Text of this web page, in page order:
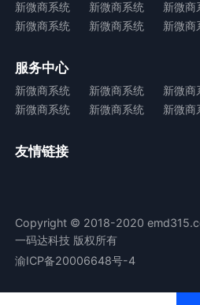
新微商系统 新微商系统 新微商
新微商系统
新微商系统 新微商
服务中心
新微商系统 新微商系统 新微商
新微商系统
新微商系统 新微商
友情链接
Copyright © 2018-2020
一码达科技 版权所有
渝ICP备20006648号-4